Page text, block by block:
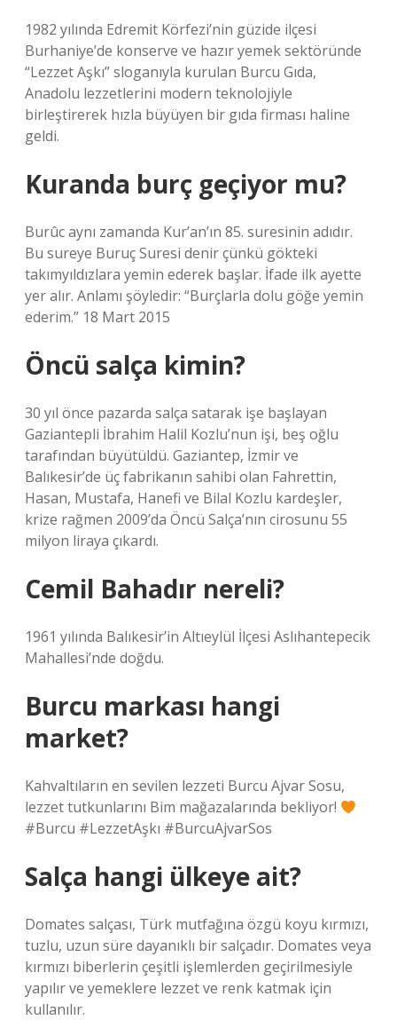
1982 yılında Edremit Körfezi’nin güzide ilçesi
Burhaniye’de konserve ve hazır yemek sektöründe
“Lezzet Aşkı” sloganıyla kurulan Burcu Gıda,
Anadolu lezzetlerini modern teknolojiyle
birleştirerek hızla büyüyen bir gıda firması haline
geldi.
Kuranda burç geçiyor mu?
Burûc aynı zamanda Kur’an’ın 85. suresinin adıdır.
Bu sureye Buruç Suresi denir çünkü gökteki
takımyıldızlara yemin ederek başlar. İfade ilk ayette
yer alır. Anlamı şöyledir: “Burçlarla dolu göğe yemin
ederim.” 18 Mart 2015
Öncü salça kimin?
30 yıl önce pazarda salça satarak işe başlayan
Gaziantepli İbrahim Halil Kozlu’nun işi, beş oğlu
tarafından büyütüldü. Gaziantep, İzmir ve
Balıkesir’de üç fabrikanın sahibi olan Fahrettin,
Hasan, Mustafa, Hanefi ve Bilal Kozlu kardeşler,
krize rağmen 2009’da Öncü Salça’nın cirosunu 55
milyon liraya çıkardı.
Cemil Bahadır nereli?
1961 yılında Balıkesir’in Altıeylül İlçesi Aslıhantepecik
Mahallesi’nde doğdu.
Burcu markası hangi
market?
Kahvaltıların en sevilen lezzeti Burcu Ajvar Sosu,
lezzet tutkunlarını Bim mağazalarında bekliyor!
#Burcu #LezzetAşkı #BurcuAjvarSos
Salça hangi ülkeye ait?
Domates salçası, Türk mutfağına özgü koyu kırmızı,
tuzlu, uzun süre dayanıklı bir salçadır. Domates veya
kırmızı biberlerin çeşitli işlemlerden geçirilmesiyle
yapılır ve yemeklere lezzet ve renk katmak için
kullanılır.